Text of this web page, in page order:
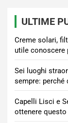
ULTIME
Creme solari,
utile conoscere
Sei luoghi
sempre:
Capelli Lisci e
ottenere